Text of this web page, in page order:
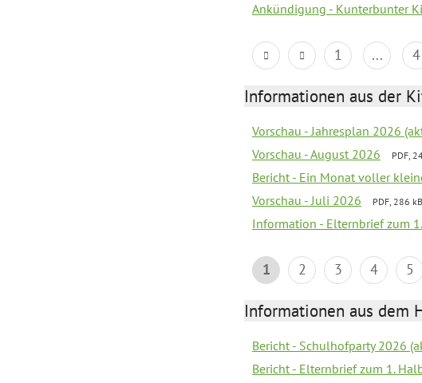
Ankündigung - Kunterbunter
1 ... 4
Informationen aus der
Vorschau - Jahresplan 2026
Vorschau - August 2026 PDF,
Bericht - Ein Monat voller
Vorschau - Juli 2026 PDF, 286 kB
Information - Elternbrief zum
1 2 3 4 5
Informationen aus dem
Bericht - Schulhofparty 2026
Bericht - Elternbrief zum 1.